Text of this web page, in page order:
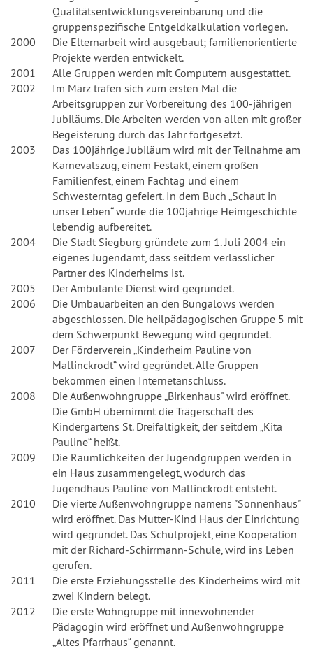
Qualitätsentwicklungsvereinbarung und die
gruppenspezifische Entgeldkalkulation vorlegen.
2000
Die Elternarbeit wird ausgebaut; familienorientierte
Projekte werden entwickelt.
2001
Alle Gruppen werden mit Computern ausgestattet.
2002
Im März trafen sich zum ersten Mal die
Arbeitsgruppen zur Vorbereitung des 100-jährigen
Jubiläums. Die Arbeiten werden von allen mit großer
Begeisterung durch das Jahr fortgesetzt.
2003
Das 100jährige Jubiläum wird mit der Teilnahme am
Karnevalszug, einem Festakt, einem großen
Familienfest, einem Fachtag und einem
Schwesterntag gefeiert. In dem Buch „Schaut in
unser Leben“ wurde die 100jährige Heimgeschichte
lebendig aufbereitet.
2004
Die Stadt Siegburg gründete zum 1. Juli 2004 ein
eigenes Jugendamt, dass seitdem verlässlicher
Partner des Kinderheims ist.
2005
Der Ambulante Dienst wird gegründet.
2006
Die Umbauarbeiten an den Bungalows werden
abgeschlossen. Die heilpädagogischen Gruppe 5 mit
dem Schwerpunkt Bewegung wird gegründet.
2007
Der Förderverein „Kinderheim Pauline von
Mallinckrodt“ wird gegründet. Alle Gruppen
bekommen einen Internetanschluss.
2008
Die Außenwohngruppe „Birkenhaus" wird eröffnet.
Die GmbH übernimmt die Trägerschaft des
Kindergartens St. Dreifaltigkeit, der seitdem „Kita
Pauline“ heißt.
2009
Die Räumlichkeiten der Jugendgruppen werden in
ein Haus zusammengelegt, wodurch das
Jugendhaus Pauline von Mallinckrodt entsteht.
2010
Die vierte Außenwohngruppe namens "Sonnenhaus"
wird eröffnet. Das Mutter-Kind Haus der Einrichtung
wird gegründet. Das Schulprojekt, eine Kooperation
mit der Richard-Schirrmann-Schule, wird ins Leben
gerufen.
2011
Die erste Erziehungsstelle des Kinderheims wird mit
zwei Kindern belegt.
2012
Die erste Wohngruppe mit innewohnender
Pädagogin wird eröffnet und Außenwohngruppe
„Altes Pfarrhaus“ genannt.